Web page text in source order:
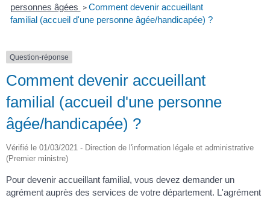
personnes âgées > Comment devenir accueillant
familial (accueil d'une personne âgée/handicapée) ?
Question-réponse
Comment devenir accueillant
familial (accueil d'une personne
âgée/handicapée) ?
Vérifié le 01/03/2021 - Direction de l'information légale et administrative
(Premier ministre)
Pour devenir accueillant familial, vous devez demander un
agrément auprès des services de votre département. L'agrément